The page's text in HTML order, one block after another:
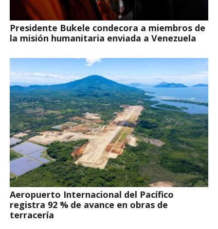
Presidente Bukele condecora a miembros de
la misión humanitaria enviada a Venezuela
Aeropuerto Internacional del Pacífico
registra 92 % de avance en obras de
terracería